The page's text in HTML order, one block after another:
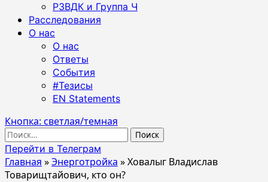
РЗВДК и Группа Ч
Расследования
О нас
О нас
Ответы
События
#Тезисы
EN Statements
Кнопка: светлая/темная
Найти:
Перейти в Телеграм
Главная »Энерготройка »Ховалыг Владислав
Товарищтайович, кто он?